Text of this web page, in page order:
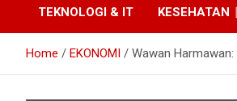
TEKNOLOGI & IT KESEHATAN
Home EKONOMI Wawan